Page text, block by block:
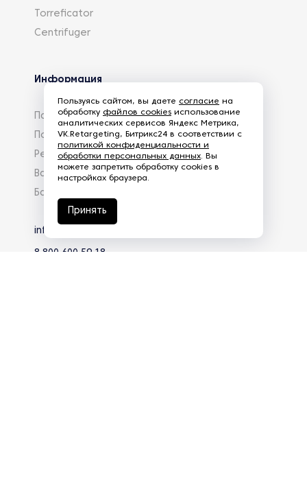
Torreficator
Centrifuger
Информация
Партнеры
Политика конфиденциальности
Реквизиты
Вакансии
База знаний
info@eg-mail.ru
8 800 600 59 18
Пользуясь сайтом, вы даете согласие на
обработку файлов cookies использование
аналитических сервисов Яндекс Метрика,
VK.Retargeting, Битрикс24 в соответствии с
политикой конфиденциальности и
обработки персональных данных. Вы
можете запретить обработку cookies в
настройках браузера.
Принять